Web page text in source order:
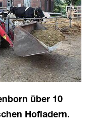
über 10
Hofladern.